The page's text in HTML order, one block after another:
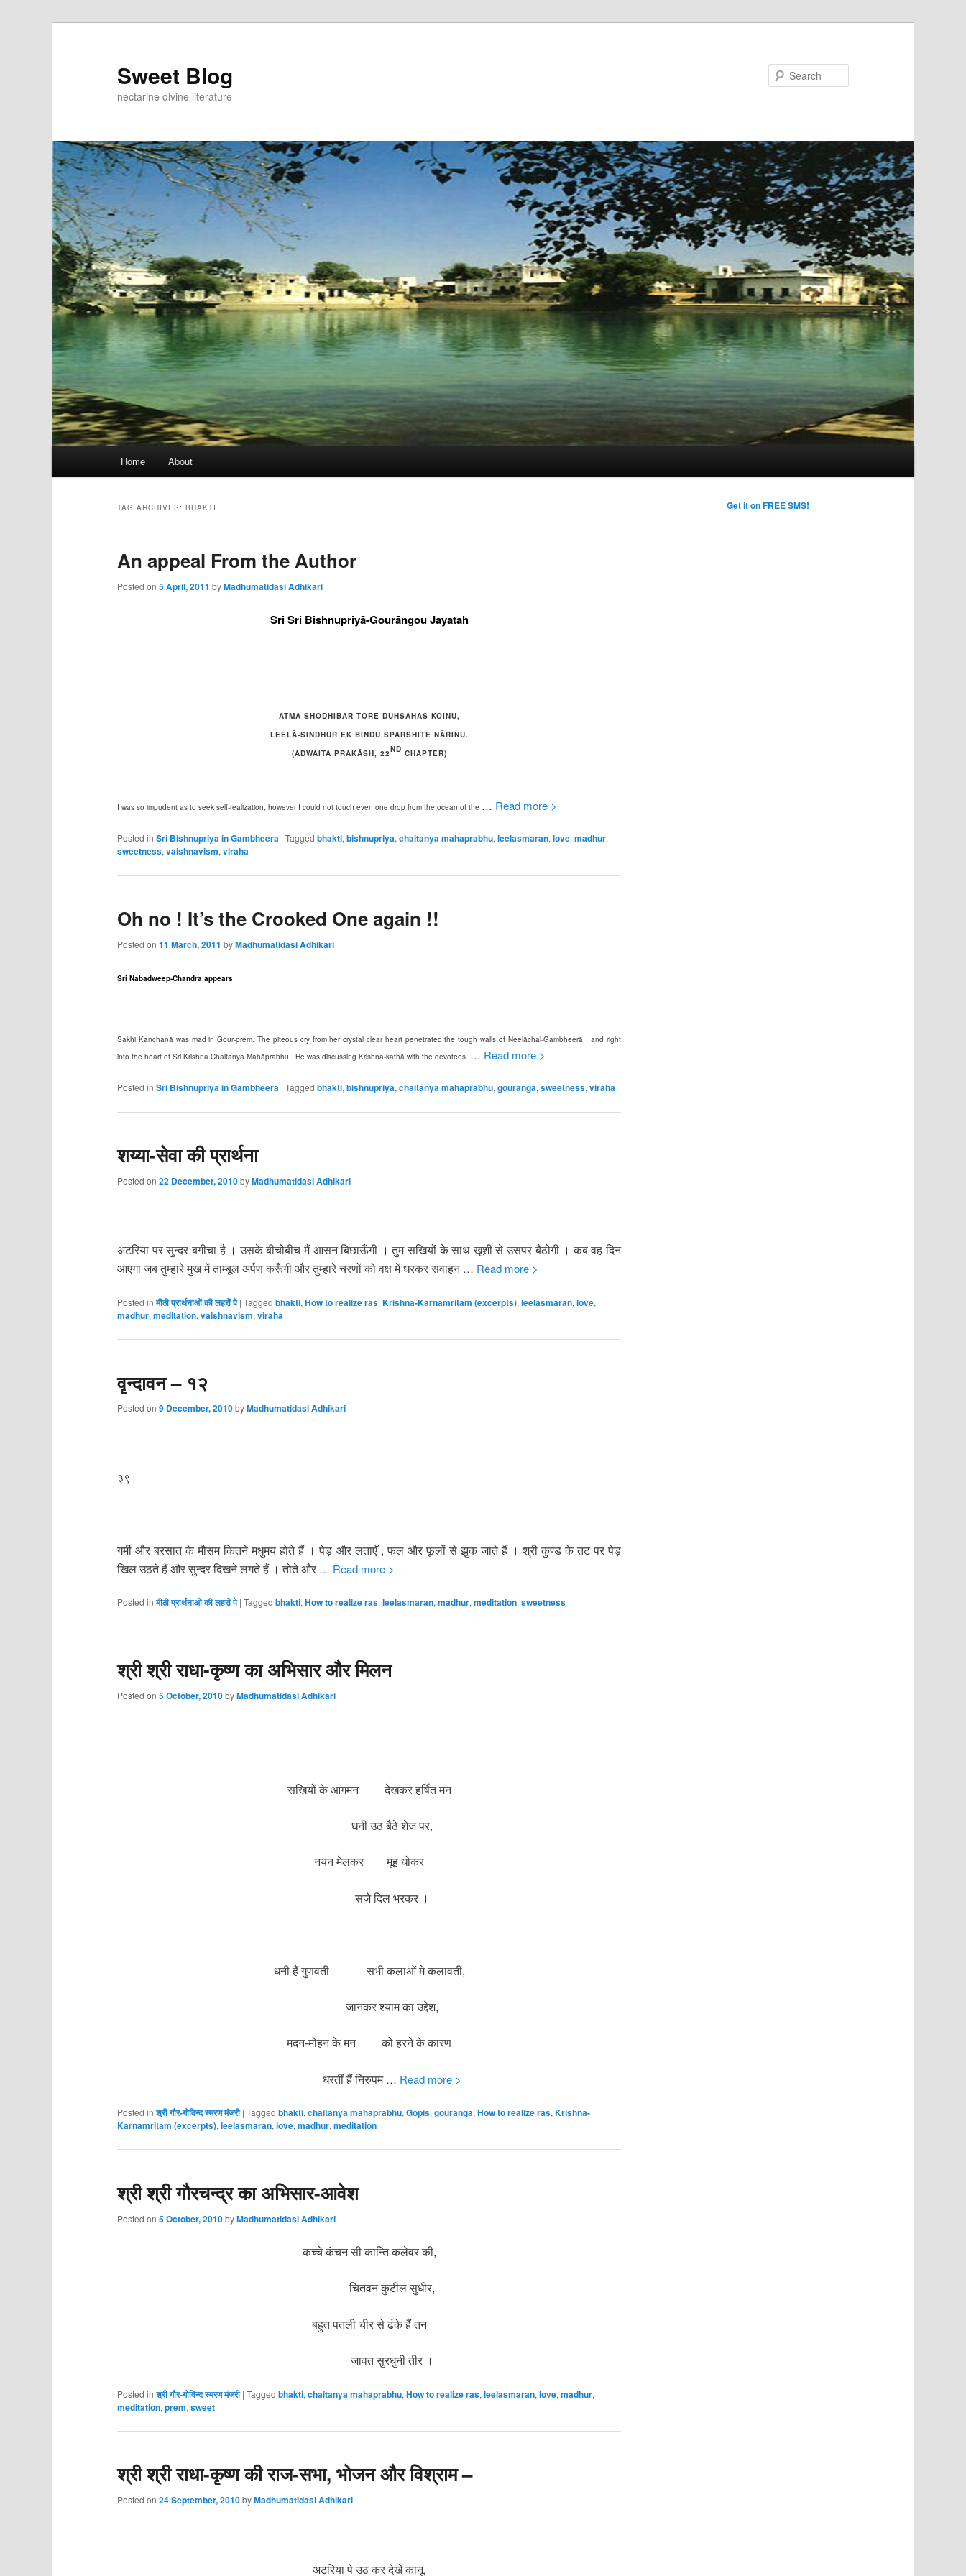
Sweet Blog
nectarine divine literature
Home About
TAG ARCHIVES:BHAKTI
An appeal From the Author
Posted on5 April, 2011 byMadhumatidasi Adhikari
Sri Sri Bishnupriyā-Gourāngou Jayatah
ĀTMA SHODHIBĀR TORE DUHSĀHAS KOINU,
LEELĀ-SINDHUR EK BINDU SPARSHITE NĀRINU.
(ADWAITA PRAKĀSH, 22ND CHAPTER)
I was so impudent as to seek self-realization; however I could not touch even one drop from the ocean of the … Read more >
Posted in Sri Bishnupriya in Gambheera |Tagged bhakti,bishnupriya,chaitanya mahaprabhu,leelasmaran,love,madhur,
sweetness,vaishnavism,viraha
Oh no ! It’s the Crooked One again !!
Posted on11 March, 2011 byMadhumatidasi Adhikari
Sri Nabadweep-Chandra appears
Sakhi Kanchanā was mad in Gour-prem. The piteous cry from her crystal clear heart penetrated the tough walls of Neelāchal-Gambheerā and right
into the heart of Sri Krishna Chaitanya Mahāprabhu. He was discussing Krishna-kathā with the devotees. … Read more >
Posted in Sri Bishnupriya in Gambheera |Tagged bhakti,bishnupriya,chaitanya mahaprabhu,gouranga,sweetness,viraha
शय्या-सेवा की प्रार्थना
Posted on22 December, 2010byMadhumatidasi Adhikari
अटरिया पर सुन्दर बगीचा है । उसके बीचोबीच मैं आसन बिछाऊँगी । तुम सखियों के साथ खूशी से उसपर बैठोगी । कब वह दिन
आएगा जब तुम्हारे मुख में ताम्बूल अर्पण करूँगी और तुम्हारे चरणों को वक्ष में धरकर संवाहन… Read more >
Posted in मीठी प्रार्थनाओं की लहरों पे |Tagged bhakti,How to realize ras,Krishna-Karnamritam (excerpts),leelasmaran,love,
madhur,meditation,vaishnavism,viraha
वृन्दावन – १२
Posted on9 December, 2010byMadhumatidasi Adhikari
३९
गर्मी और बरसात के मौसम कितने मधुमय होते हैं । पेड़ और लताएँ , फल और फूलों से झुक जाते हैं । श्री कुण्ड के तट पर पेड़
खिल उठते हैं और सुन्दर दिखने लगते हैं । तोते और … Read more >
Posted in मीठी प्रार्थनाओं की लहरों पे |Tagged bhakti,How to realize ras,leelasmaran,madhur,meditation,sweetness
श्री श्री राधा-कृष्ण का अभिसार और मिलन
Posted on5 October, 2010byMadhumatidasi Adhikari
सखियों के आगमन देखकर हर्षित मन
धनी उठ बैठे शेज पर,
नयन मेलकर मूंह धोकर
सजे दिल भरकर ।
धनी हैं गुणवती सभी कलाओं मे कलावती,
जानकर श्याम का उद्देश,
मदन-मोहन के मन को हरने के कारण
धरतीं हैं निरुपम… Read more >
Posted in श्री गौर-गोविन्द स्मरण मंजरी |Tagged bhakti,chaitanya mahaprabhu,Gopis,gouranga,How to realize ras,Krishna-
Karnamritam (excerpts),leelasmaran,love,madhur,meditation
श्री श्री गौरचन्द्र का अभिसार-आवेश
Posted on5 October, 2010byMadhumatidasi Adhikari
कच्चे कंचन सी कान्ति कलेवर की,
चितवन कुटील सुधीर,
बहुत पतली चीर से ढंके हैं तन
जावत सुरधुनी तीर ।
Posted in श्री गौर-गोविन्द स्मरण मंजरी |Tagged bhakti,chaitanya mahaprabhu,How to realize ras,leelasmaran,love,madhur,
meditation,prem,sweet
श्री श्री राधा-कृष्ण की राज-सभा, भोजन और विश्राम –
Posted on24 September, 2010byMadhumatidasi Adhikari
अटरिया पे उठ कर देखे कानू,
Get it on FREE SMS!